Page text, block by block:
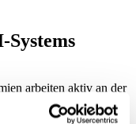
Systems
arbeiten aktiv an der
das sämtliche an
Weise